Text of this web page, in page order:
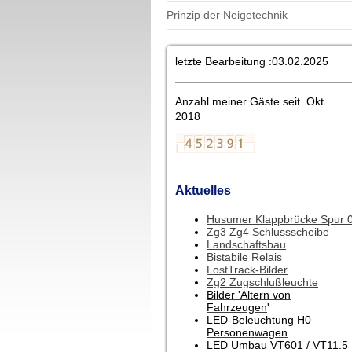
Prinzip der Neigetechnik
letzte Bearbeitung :03.02.2025
Anzahl meiner Gäste seit Okt.
2018
Aktuelles
Husumer Klappbrücke Spur
Zg3 Zg4 Schlussscheibe
Landschaftsbau
Bistabile Relais
LostTrack-Bilder
Zg2 Zugschlußleuchte
Bilder 'Altern von
Fahrzeugen'
LED-Beleuchtung H0
Personenwagen
LED Umbau VT601 / VT11.5